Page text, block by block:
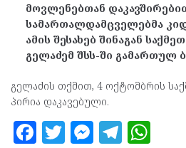
მოვლენებთან
სამართალდამცველებმა
ამის შესახებ შინაგან
გელაძემ შსს-ში გამართულ
გელაძის თქმით, 4 ოქტომბრის
პირია დაკავებული.
F T M T